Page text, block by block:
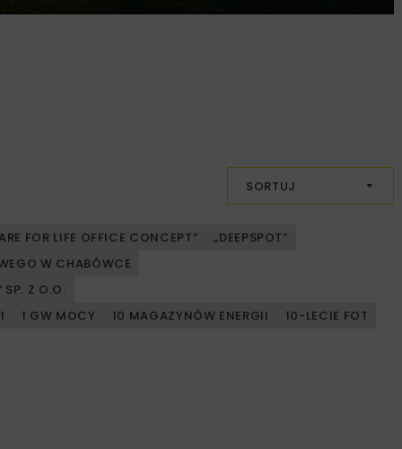
SORTUJ
FOR LIFE OFFICE CONCEPT”
„DEEPSPOT”
W CHABÓWCE
SP. Z O.O.
1 1 GW MOCY 10 MAGAZYNÓW ENERGII
10-LECIE FOT